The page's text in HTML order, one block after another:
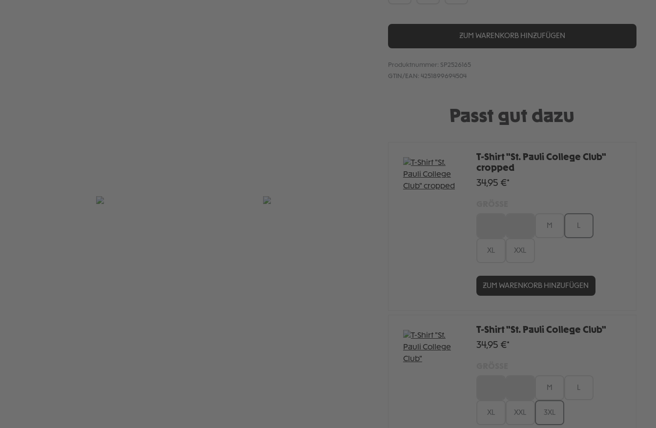
ZUM WARENKORB HINZUFÜGEN
Produktnummer: SP2526165
GTIN/EAN: 4251899694504
Passt gut dazu
T-Shirt "St. Pauli College Club"
cropped
34,95 €*
M
XL XXL
ZUM WARENKORB HINZUFÜGEN
T-Shirt "St. Pauli College Club"
34,95 €*
M
XL XXL 3XL